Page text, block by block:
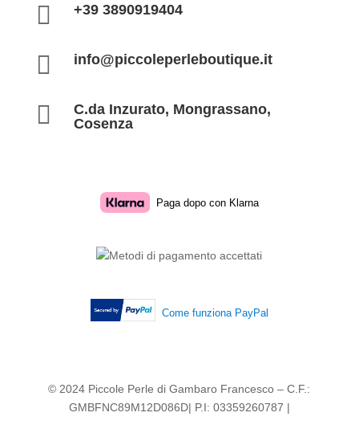
 +39 3890919404
 info@piccoleperleboutique.it

C.da Inzurato, Mongrassano,
Cosenza
Paga dopo con Klarna
Come funziona PayPal
© 2024 Piccole Perle di Gambaro Francesco – C.F.:
GMBFNC89M12D086D| P.I: 03359260787 |